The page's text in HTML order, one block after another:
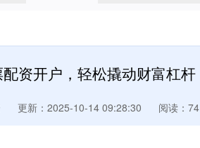
资开户，轻松撬动财富杠杆
更新：2025-10-14 09:28:30 阅读：74